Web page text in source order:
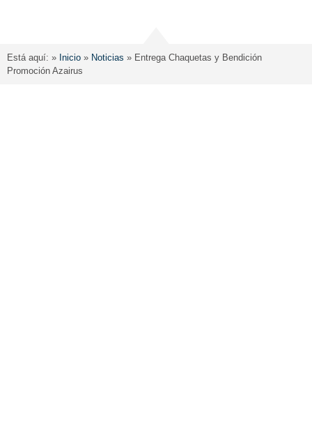
Está aquí: » Inicio » Noticias » Entrega Chaquetas y Bendición
Promoción Azairus